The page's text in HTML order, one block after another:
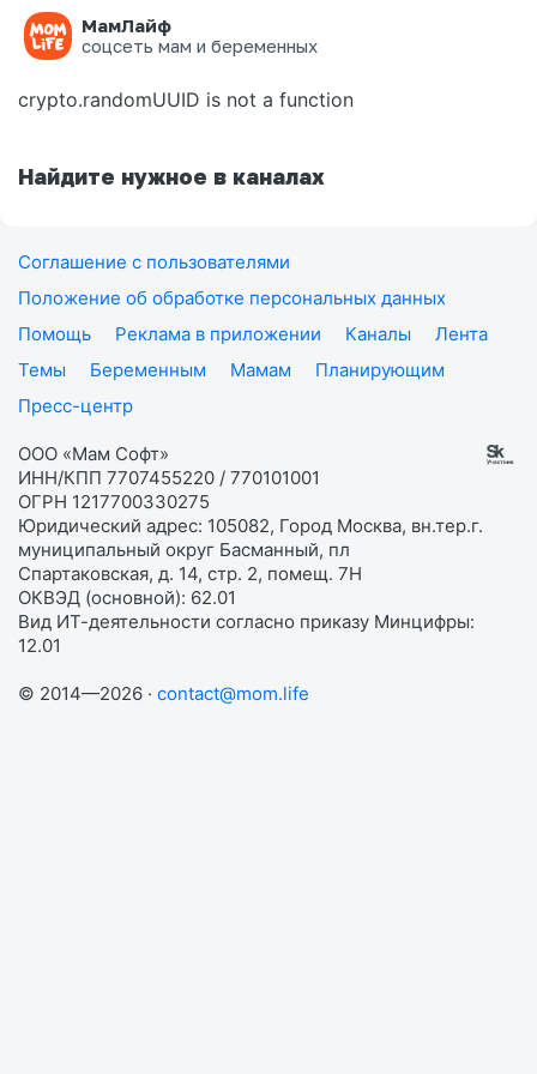
МамЛайф
соцсеть мам и беременных
Ошибка на странице
crypto.randomUUID is not a function
Найдите нужное в каналах
Соглашение с пользователями
Положение об обработке персональных данных
Помощь
Реклама в приложении Каналы
Лента
Темы
Беременным Мамам
Планирующим
Пресс-центр
ООО «Мам Софт»
ИНН/КПП 7707455220 / 770101001
ОГРН 1217700330275
Юридический адрес: 105082, Город Москва, вн.тер.г.
муниципальный округ Басманный, пл
Спартаковская, д. 14, стр. 2, помещ. 7Н
ОКВЭД (основной): 62.01
Вид ИТ-деятельности согласно приказу Минцифры:
12.01
© 2014—2026 · contact@mom.life